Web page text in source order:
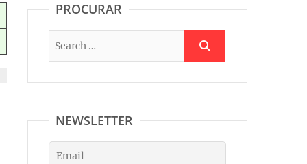
PROCURAR
NEWSLETTER